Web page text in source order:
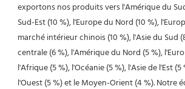
exportons nos produits vers l'Amérique du
Sud-Est (10 %), l'Europe du Nord (10 %),
marché intérieur chinois (10 %), l'Asie du Sud
centrale (6 %), l'Amérique du Nord (5 %),
l'Afrique (5 %), l'Océanie (5 %), l'Asie de l'Est
l'Ouest (5 %) et le Moyen-Orient (4 %). Notre